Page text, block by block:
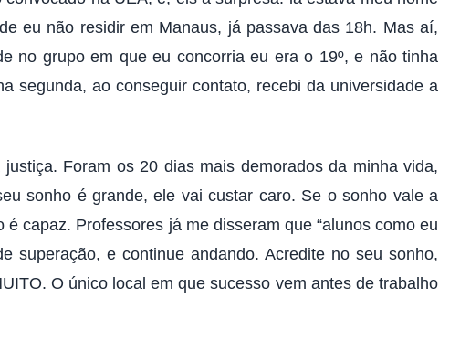
eu não residir em Manaus, já passava das 18h. Mas aí,
no grupo em que eu concorria eu era o 19º, e não tinha
segunda, ao conseguir contato, recebi da universidade a
Foram os 20 dias mais demorados da minha vida,
sonho é grande, ele vai custar caro. Se o sonho vale a
capaz. Professores já me disseram que “alunos como eu
superação, e continue andando. Acredite no seu sonho,
O único local em que sucesso vem antes de trabalho